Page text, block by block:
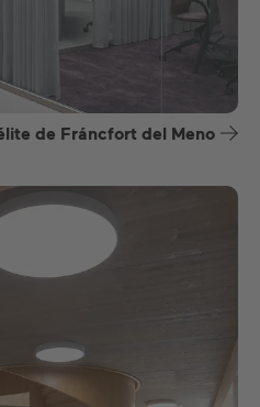
de Fráncfort del Meno